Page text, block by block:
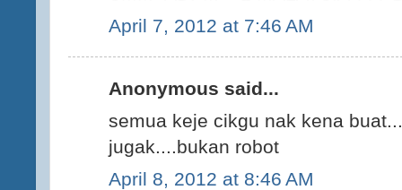
April 7, 2012 at 7:46 AM
Anonymous said...
semua keje cikgu nak kena
jugak....bukan robot
April 8, 2012 at 8:46 AM